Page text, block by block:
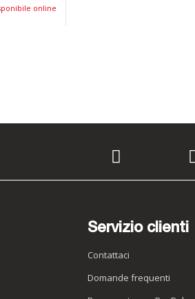
online
Servizio clienti
Contattaci
Domande frequenti